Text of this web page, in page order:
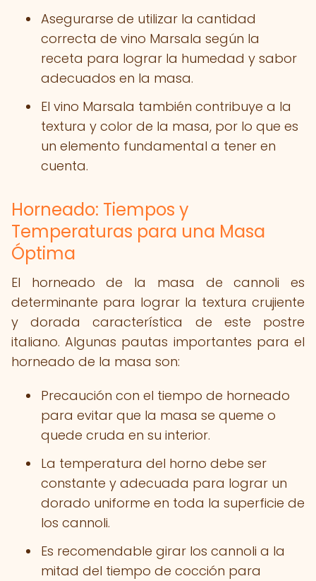
Asegurarse de utilizar la cantidad
correcta de vino Marsala según la
receta para lograr la humedad y sabor
adecuados en la masa.
El vino Marsala también contribuye a la
textura y color de la masa, por lo que es
un elemento fundamental a tener en
cuenta.
Horneado: Tiempos y
Temperaturas para una Masa
Óptima
El horneado de la masa de cannoli es
determinante para lograr la textura crujiente
y dorada característica de este postre
italiano. Algunas pautas importantes para el
horneado de la masa son:
Precaución con el tiempo de horneado
para evitar que la masa se queme o
quede cruda en su interior.
La temperatura del horno debe ser
constante y adecuada para lograr un
dorado uniforme en toda la superficie de
los cannoli.
Es recomendable girar los cannoli a la
mitad del tiempo de cocción para